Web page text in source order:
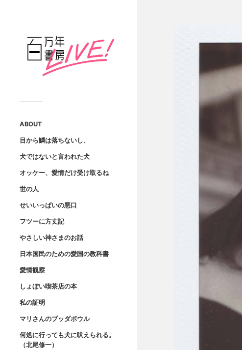
ABOUT
目から鱗は落ちないし、
犬ではないと言われた犬
オッケー、愛情だけ受け取るね
世の人
せいいっぱいの悪口
フツーに方丈記
やさしい神さまのお話
日本国民のための愛国の教科書
愛情観察
しょぼい喫茶店の本
私の証明
マリさんのブッダボウル
何処に行っても犬に吠えられる。
（北尾修一）